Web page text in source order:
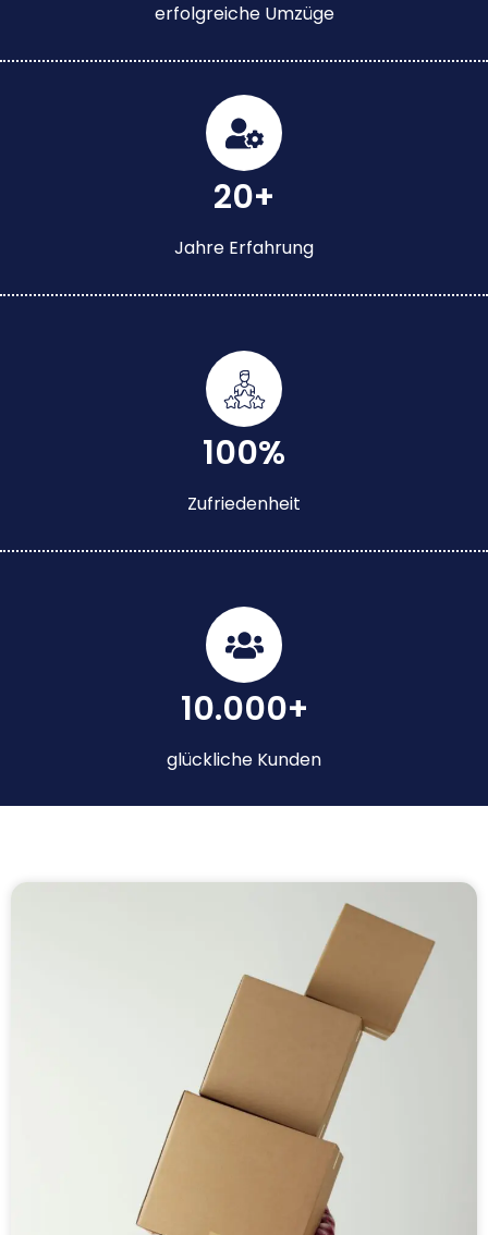
erfolgreiche Umzüge
20+
Jahre Erfahrung
100%
Zufriedenheit
10.000+
glückliche Kunden